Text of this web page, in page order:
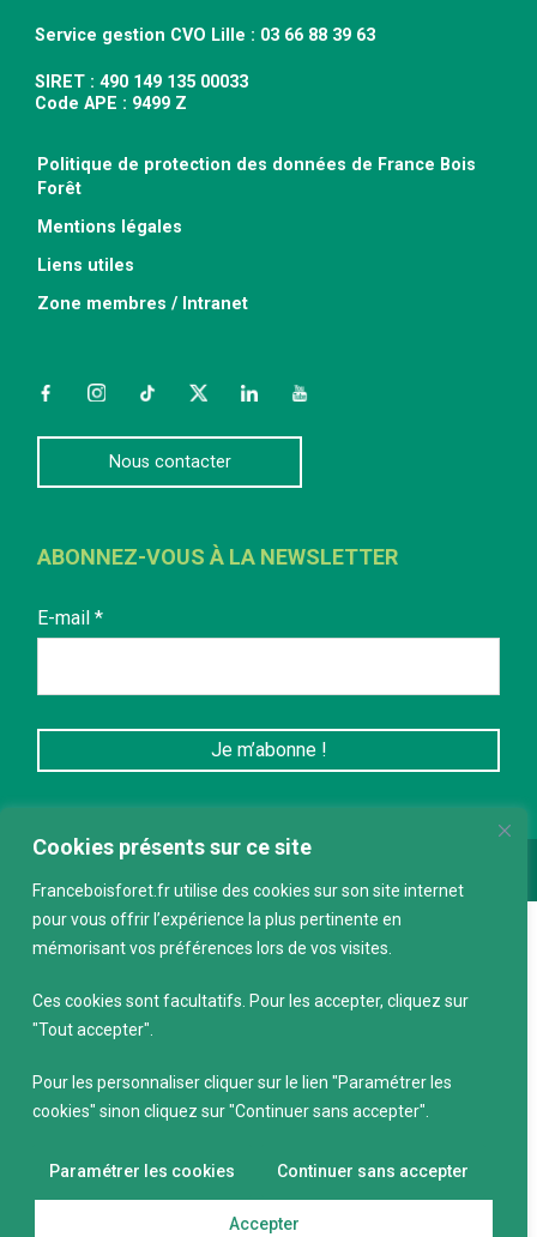
Cookies présents sur ce site
Franceboisforet.fr utilise des cookies sur son site internet
pour vous offrir l’expérience la plus pertinente en
mémorisant vos préférences lors de vos visites.
Ces cookies sont facultatifs. Pour les accepter, cliquez sur
"Tout accepter".
Pour les personnaliser cliquer sur le lien "Paramétrer les
cookies" sinon cliquez sur "Continuer sans accepter".
Paramétrer les cookies Continuer sans accepter
Accepter
Service gestion CVO Lille : 03 66 88 39 63
SIRET : 490 149 135 00033
Code APE : 9499 Z
Politique de protection des données de France Bois
Forêt
Mentions légales
Liens utiles
Zone membres / Intranet
FacebookInstagramTikTokTwitterLinkedInYouTube
Nous contacter
ABONNEZ-VOUS À LA NEWSLETTER
E-mail *